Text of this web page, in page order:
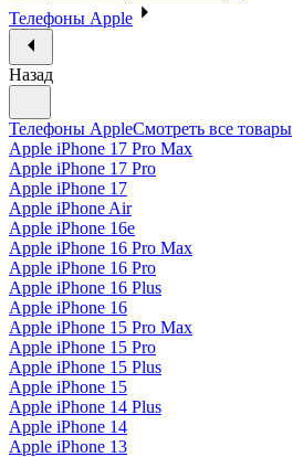
Телефоны Apple
Назад
Телефоны AppleСмотреть все товары
Apple iPhone 17 Pro Max
Apple iPhone 17 Pro
Apple iPhone 17
Apple iPhone Air
Apple iPhone 16e
Apple iPhone 16 Pro Max
Apple iPhone 16 Pro
Apple iPhone 16 Plus
Apple iPhone 16
Apple iPhone 15 Pro Max
Apple iPhone 15 Pro
Apple iPhone 15 Plus
Apple iPhone 15
Apple iPhone 14 Plus
Apple iPhone 14
Apple iPhone 13